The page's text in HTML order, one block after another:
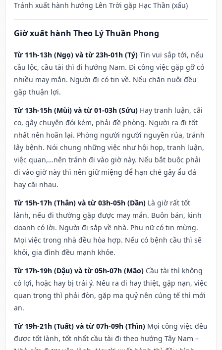
Tránh xuất hành hướng Lên Trời gặp Hạc Thần (xấu)
Giờ xuất hành Theo Lý Thuần Phong
Từ 11h-13h (Ngọ) và từ 23h-01h (Tý) Tin vui sắp tới, nếu
cầu lộc, cầu tài thì đi hướng Nam. Đi công việc gặp gỡ có
nhiều may mắn. Người đi có tin về. Nếu chăn nuôi đều
gặp thuận lợi.
Từ 13h-15h (Mùi) và từ 01-03h (Sửu) Hay tranh luận, cãi
cọ, gây chuyện đói kém, phải đề phòng. Người ra đi tốt
nhất nên hoãn lại. Phòng người người nguyền rủa, tránh
lây bệnh. Nói chung những việc như hội họp, tranh luận,
việc quan,…nên tránh đi vào giờ này. Nếu bắt buộc phải
đi vào giờ này thì nên giữ miệng để hạn ché gây ẩu đả
hay cãi nhau.
Từ 15h-17h (Thân) và từ 03h-05h (Dần) Là giờ rất tốt
lành, nếu đi thường gặp được may mắn. Buôn bán, kinh
doanh có lời. Người đi sắp về nhà. Phụ nữ có tin mừng.
Mọi việc trong nhà đều hòa hợp. Nếu có bệnh cầu thì sẽ
khỏi, gia đình đều mạnh khỏe.
Từ 17h-19h (Dậu) và từ 05h-07h (Mão) Cầu tài thì không
có lợi, hoặc hay bị trái ý. Nếu ra đi hay thiệt, gặp nạn, việc
quan trọng thì phải đòn, gặp ma quỷ nên cúng tế thì mới
an.
Từ 19h-21h (Tuất) và từ 07h-09h (Thìn) Mọi công việc đều
được tốt lành, tốt nhất cầu tài đi theo hướng Tây Nam –